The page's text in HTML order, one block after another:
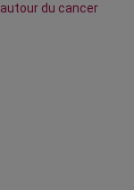
autour du cancer